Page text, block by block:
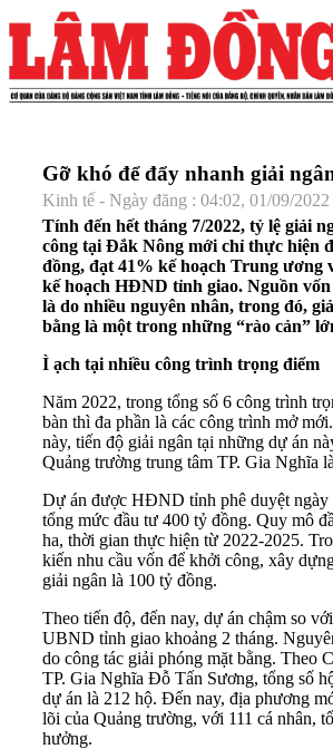
Gỡ khó để đẩy nhanh giải
Kinh tế - Ngày đăng : 04:02, 01/09/2022
Tính đến hết tháng 7/2022, tỷ lệ giải
công tại Đắk Nông mới chỉ thực hiện
đồng, đạt 41% kế hoạch Trung ương
kế hoạch HĐND tỉnh giao. Nguồn
là do nhiều nguyên nhân, trong đó,
bằng là một trong những “rào cản”
Ì ạch tại nhiều công trình trọng điểm
Năm 2022, trong tổng số 6 công trình
bàn thì đa phần là các công trình mở
này, tiến độ giải ngân tại những dự án
Quảng trường trung tâm TP. Gia Nghĩa
Dự án được HĐND tỉnh phê duyệt ngày
tổng mức đầu tư 400 tỷ đồng. Quy mô
ha, thời gian thực hiện từ 2022-2025.
kiến nhu cầu vốn để khởi công, xây
giải ngân là 100 tỷ đồng.
Theo tiến độ, đến nay, dự án chậm so
UBND tỉnh giao khoảng 2 tháng.
do công tác giải phóng mặt bằng. Theo
TP. Gia Nghĩa Đỗ Tấn Sương, tổng số
dự án là 212 hộ. Đến nay, địa phương
lõi của Quảng trường, với 111 cá nhân,
hưởng.